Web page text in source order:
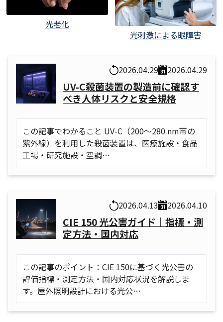
光老化
光刺激による眼障害
2026.04.29 2026.04.29
UV-C殺菌装置の製造前に確認す
べき人体リスクと安全規格
この記事でわかること UV-C（200〜280 nm帯の
紫外線）を利用した殺菌装置は、医療施設・食品
工場・研究施設・空調…
2026.04.13 2026.04.10
CIE 150 光公害ガイド｜指標・測
定方法・国内対応
この記事のポイント：CIE 150に基づく光公害の
評価指標・測定方法・国内対応状況を解説しま
す。屋外照明設計における光公…